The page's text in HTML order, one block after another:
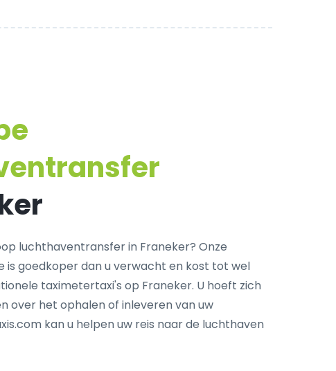
luchthaventransfer in Franeker? Onze
is goedkoper dan u verwacht en kost tot wel
taximetertaxi's op Franeker. U hoeft zich
over het ophalen of inleveren van uw
kan u helpen uw reis naar de luchthaven